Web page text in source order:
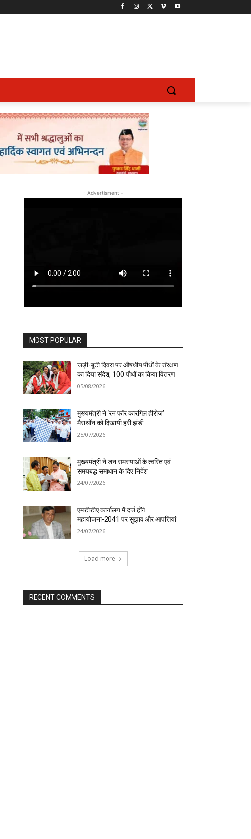
- Advertisment -
MOST POPULAR
जड़ी-बूटी दिवस पर औषधीय पौधों के संरक्षण
का दिया संदेश, 100 पौधों का किया वितरण
05/08/2026
मुख्यमंत्री ने ‘रन फॉर कारगिल हीरोज’
मैराथॉन को दिखायी हरी झंडी
25/07/2026
मुख्यमंत्री ने जन समस्याओं के त्वरित एवं
समयबद्ध समाधान के दिए निर्देश
24/07/2026
एमडीडीए कार्यालय में दर्ज होंगे
महायोजना-2041 पर सुझाव और आपत्तियां
24/07/2026
Load more
RECENT COMMENTS